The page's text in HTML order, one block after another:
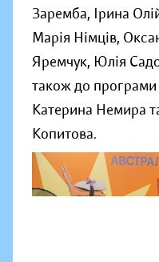
Заремба, Ірина
Марія Німців,
Яремчук, Юлія
також до
Катерина Немира
Копитова.